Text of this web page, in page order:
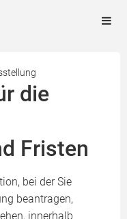
die
Fristen
bei der Sie
beantragen,
innerhalb